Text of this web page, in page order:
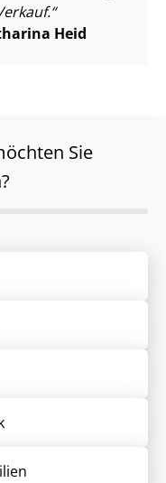
Heid
Sie